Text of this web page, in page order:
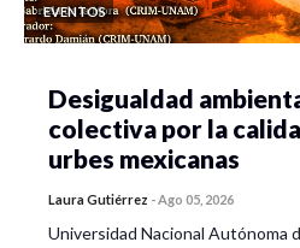
EVENTOS
Desigualdad
colectiva por la
urbes mexicanas
Laura Gutiérrez -Ago 05, 2026
Universidad Nacional Autónoma